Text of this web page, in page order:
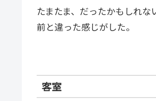
たまたま、だったかもしれ
前と違った感じがした。
客室